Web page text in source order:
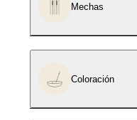
Mechas
Coloración